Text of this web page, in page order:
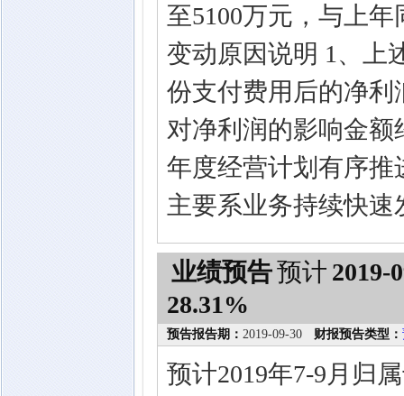
至5100万元，与上
变动原因说明 1、上
份支付费用后的净利
对净利润的影响金额
年度经营计划有序
主要系业务持续快速
业绩预告预计 2019-
28.31%
预告报告期： 2019-09-30 财报预告类型：
预计2019年7-9月归